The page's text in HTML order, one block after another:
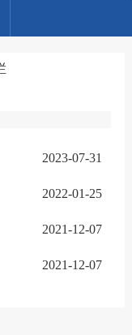
2023-07-31
2022-01-25
2021-12-07
2021-12-07